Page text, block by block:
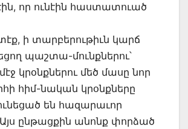
որ ունէին հաստատուած
ի տարբերութիւն կարճ
պաշտա-մունքներու՝
կրօնքներու մեծ մասը նոր
հիմ-նական կրօնքները
ունեցած են հազարաւոր
ընթացքին անոնք փորձած